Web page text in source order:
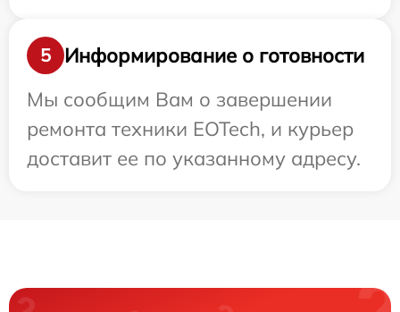
5
Информирование о готовности
Мы сообщим Вам о завершении
ремонта техники EOTech, и курьер
доставит ее по указанному адресу.